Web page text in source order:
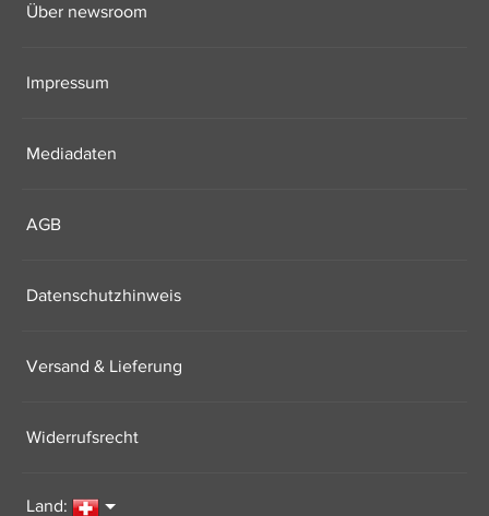
Über newsroom
Impressum
Mediadaten
AGB
Datenschutzhinweis
Versand & Lieferung
Widerrufsrecht
Land: